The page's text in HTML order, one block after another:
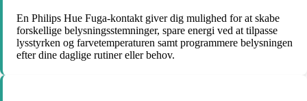
En Philips Hue Fuga-kontakt giver dig mulighed for at skabe
forskellige belysningsstemninger, spare energi ved at tilpasse
lysstyrken og farvetemperaturen samt programmere belysningen
efter dine daglige rutiner eller behov.